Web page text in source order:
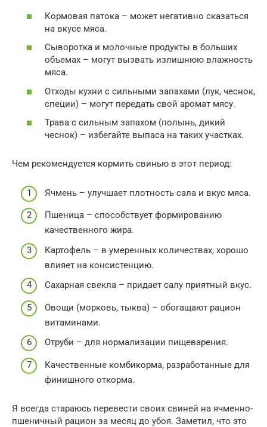
Кормовая патока – может негативно сказаться
на вкусе мяса.
Сыворотка и молочные продукты в больших
объемах – могут вызвать излишнюю влажность
мяса.
Отходы кухни с сильными запахами (лук, чеснок,
специи) – могут передать свой аромат мясу.
Трава с сильным запахом (полынь, дикий
чеснок) – избегайте выпаса на таких участках.
Чем рекомендуется кормить свинью в этот период:
Ячмень – улучшает плотность сала и вкус мяса.
Пшеница – способствует формированию
качественного жира.
Картофель – в умеренных количествах, хорошо
влияет на консистенцию.
Сахарная свекла – придает салу приятный вкус.
Овощи (морковь, тыква) – обогащают рацион
витаминами.
Отруби – для нормализации пищеварения.
Качественные комбикорма, разработанные для
финишного откорма.
Я всегда стараюсь перевести своих свиней на ячменно-
пшеничный рацион за месяц до убоя. Заметил, что это